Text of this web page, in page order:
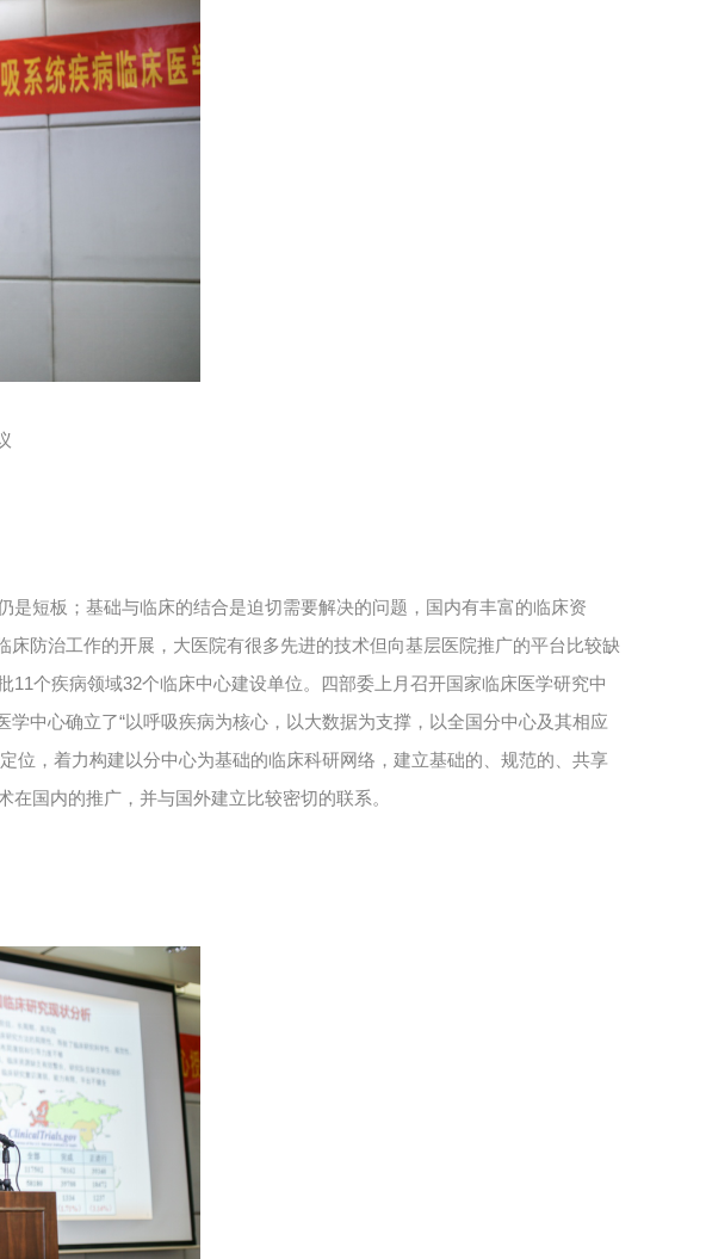
短板；基础与临床的结合是迫切需要解决的问题，国内有丰富的临床资
防治工作的开展，大医院有很多先进的技术但向基层医院推广的平台比较缺
11个疾病领域32个临床中心建设单位。四部委上月召开国家临床医学研究中
学中心确立了“以呼吸疾病为核心，以大数据为支撑，以全国分中心及其相应
位，着力构建以分中心为基础的临床科研网络，建立基础的、规范的、共享
在国内的推广，并与国外建立比较密切的联系。